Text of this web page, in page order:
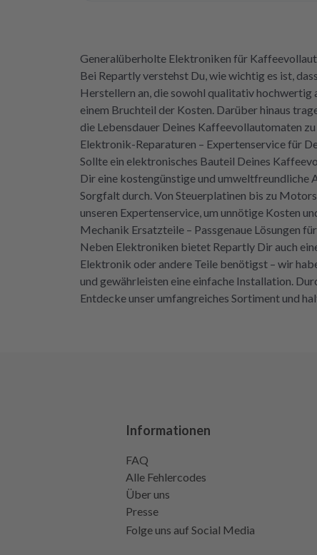
Generalüberholte Elektroniken für
Bei Repartly verstehst Du, wie wichtig es ist,
Herstellern an, die sowohl qualitativ hochwertig
einem Bruchteil der Kosten. Darüber hinaus
die Lebensdauer Deines Kaffeevollautomaten
Elektronik-Reparaturen – Expertenservice für
Sollte ein elektronisches Bauteil Deines
Dir eine kostengünstige und umweltfreundliche
Sorgfalt durch. Von Steuerplatinen bis zu
unseren Expertenservice, um unnötige Kosten
Mechanik Ersatzteile – Passgenaue Lösungen
Neben Elektroniken bietet Repartly Dir auch
Elektronik oder andere Teile benötigst – wir
und gewährleisten eine einfache Installation.
Entdecke unser umfangreiches Sortiment und
Informationen
FAQ
Alle Fehlercodes
Über uns
Presse
Folge uns auf Social Media